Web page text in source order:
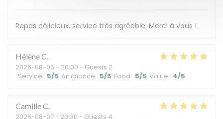
Repas délicieux, service très agréable. Merci à vous !
HélèneC
2026-08-05 - 20:00 - Guests 2
Service : 5/5 Ambiance : 5/5 Food : 5/5 Value : 4/5
CamilleC
2026-08-07 - 20:30 - Guests 4